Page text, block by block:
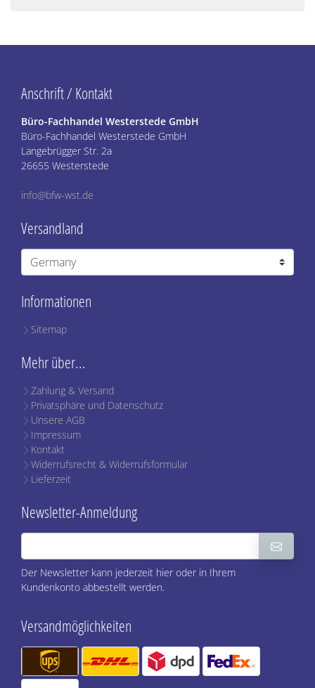
Informationen
Sitemap
Mehr über...
Zahlung & Versand
Privatsphäre und Datenschutz
Unsere AGB
Impressum
Kontakt
Widerrufsrecht & Widerrufsformular
Lieferzeit
Anschrift / Kontakt
Büro-Fachhandel Westerstede GmbH
Büro-Fachhandel Westerstede GmbH
Langebrügger Str. 2a
26655 Westerstede
info@bfw-wst.de
Versandland
Newsletter-Anmeldung
Der Newsletter kann jederzeit hier oder in Ihrem
Kundenkonto abbestellt werden.
Versandmöglichkeiten